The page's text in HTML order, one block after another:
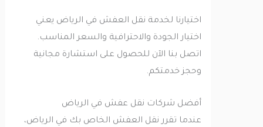
اختيارنا لخدمة نقل العفش في الرياض يعني
اختيار الجودة والاحترافية والسعر المناسب.
اتصل بنا الآن للحصول على استشارة مجانية
وحجز خدمتكم.
أفضل شركات نقل عفش في الرياض
عندما تقرر نقل العفش الخاص بك في الرياض،